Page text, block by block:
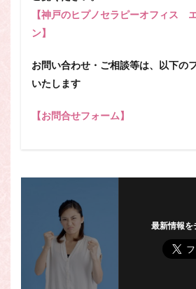
【神戸のヒプノセラピーオフィス
ン】
お問い合わせ・ご相談等は、以下の
いたします
【お問合せフォーム】
最新情報を